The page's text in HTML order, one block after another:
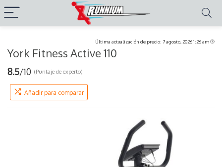
Última actualización de precio: 7 agosto, 2026 1:26 am
York Fitness Active 110
8.5/10 (Puntaje de experto)
Añadir para comparar